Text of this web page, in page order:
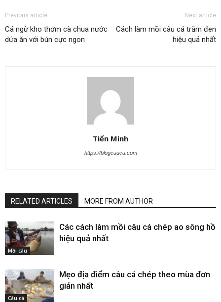
Previous article
Cá ngừ kho thơm cà chua nước
dứa ăn với bún cực ngon
Next article
Cách làm mồi câu cá trắm đen
hiệu quả nhất
Tiến Minh
https://blogcauca.com
RELATED ARTICLES MORE FROM AUTHOR
Mồi câu
Các cách làm mồi câu cá chép ao sông hồ
hiệu quả nhất
Câu cá
Mẹo địa điểm câu cá chép theo mùa đơn
giản nhất